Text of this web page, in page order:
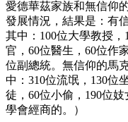
愛德華茲家族和無信仰
發展情況，結果是：有
其中：100位大學教授
官，60位醫生，60位作
位副總統。無信仰的馬
中：310位流氓，130位
徒，60位小偷，190位
學會經商的。）